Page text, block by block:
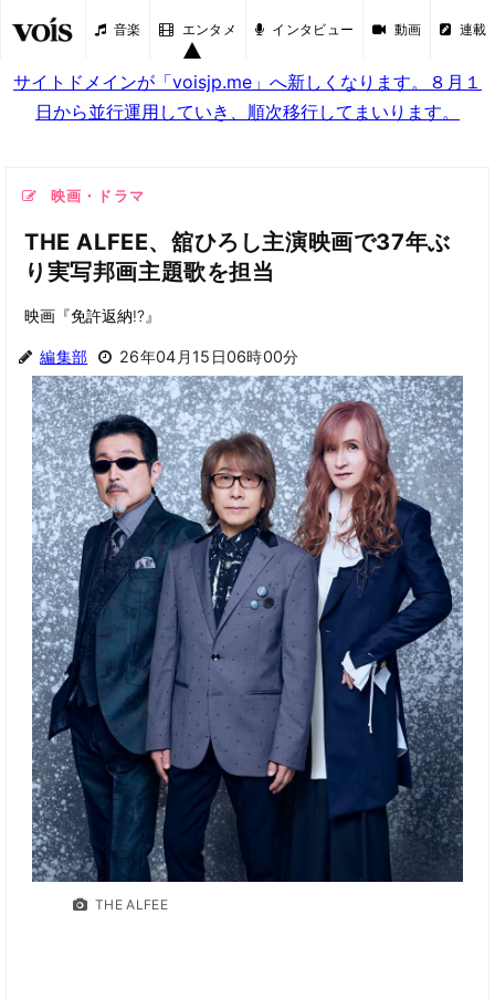
音楽 エンタメ インタビュー 動画 連載
サイトドメインが「voisjp.me」へ新しくなります。８月１
日から並行運用していき、順次移行してまいります。
映画・ドラマ
THE ALFEE、舘ひろし主演映画で37年ぶ
り実写邦画主題歌を担当
映画『免許返納!?』
編集部 26年04月15日06時00分
THE ALFEE